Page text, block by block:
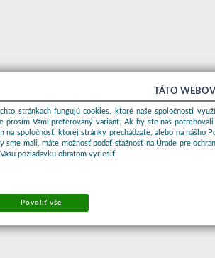
TÁTO
stránkach fungujú cookies, ktoré naše spoločnosti
prosím Vami preferovaný variant. Ak by ste nás
na spoločnosť, ktorej stránky prechádzate, alebo na nášho
sme mali, máte možnosť podať sťažnosť na Úrade pre
požiadavku obratom vyriešiť.
Povoliť vše